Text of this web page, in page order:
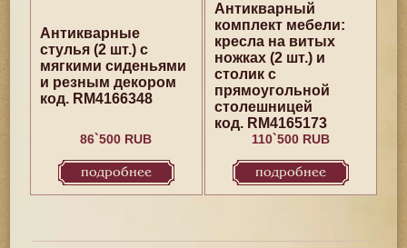
Антикварные
стулья (2 шт.) с
мягкими сиденьями
и резным декором
код. RM4166348
86`500 RUB
подробнее
Антикварный
комплект мебели:
кресла на витых
ножках (2 шт.) и
столик с
прямоугольной
столешницей
код. RM4165173
110`500 RUB
подробнее